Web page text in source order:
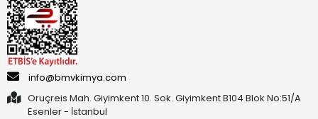
info@bmvkimya.com
Oruçreis Mah. Giyimkent 10. Sok. Giyimkent B104 Blok No:51/A
Esenler - İstanbul